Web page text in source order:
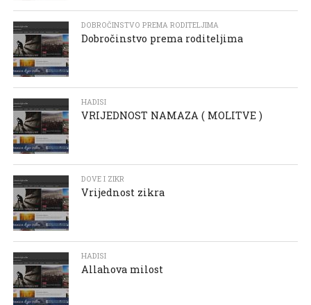
DOBROČINSTVO PREMA RODITELJIMA
Dobročinstvo prema roditeljima
HADISI
VRIJEDNOST NAMAZA ( MOLITVE )
DOVE I ZIKR
Vrijednost zikra
HADISI
Allahova milost